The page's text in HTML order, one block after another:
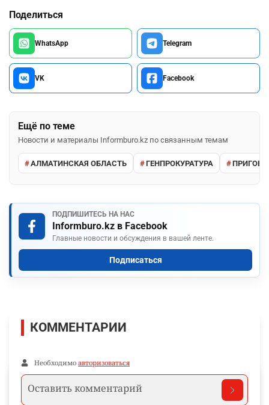
Поделиться
WhatsApp Telegram
VK Facebook
Ещё по теме
Новости и материалы Informburo.kz по связанным темам
АЛМАТИНСКАЯ ОБЛАСТЬ ГЕНПРОКУРАТУРА
ПОДПИШИТЕСЬ НА НАС
Informburo.kz в Facebook
Главные новости и обсуждения в вашей ленте.
Подписаться
КОММЕНТАРИИ
Необходимо авторизоваться